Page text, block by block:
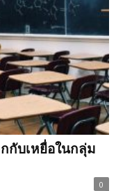
กับเหยื่อในกลุ่ม
0